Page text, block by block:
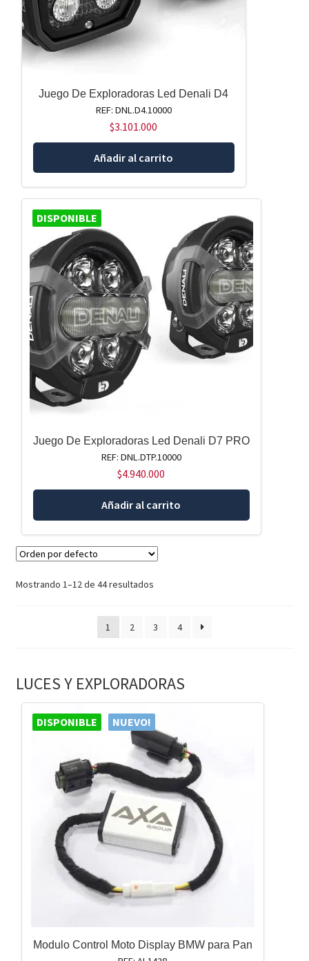
Juego De Exploradoras Led Denali D4
REF: DNL.D4.10000
$3.101.000
Añadir al carrito
DISPONIBLE
Juego De Exploradoras Led Denali D7 PRO
REF: DNL.DTP.10000
$4.940.000
Añadir al carrito
Mostrando 1–12 de 44 resultados
1 2 3 4
LUCES Y EXPLORADORAS
DISPONIBLE NUEVO!
Modulo Control Moto Display BMW para Pan